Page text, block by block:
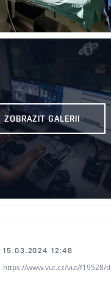
ZOBRAZIT GALERII
15.03.2024 12:48
https://www.vut.cz/vut/f19528/